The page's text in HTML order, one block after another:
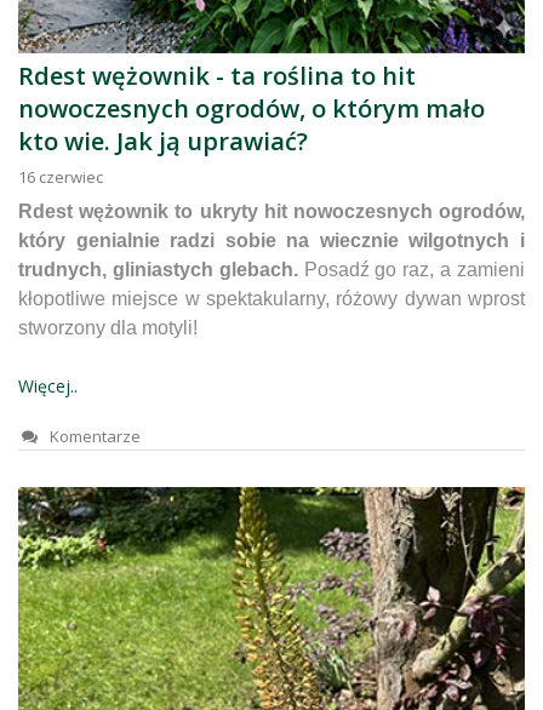
Rdest wężownik - ta roślina to hit
nowoczesnych ogrodów, o którym mało
kto wie. Jak ją uprawiać?
16 czerwiec
Rdest wężownik to ukryty hit nowoczesnych ogrodów,
który genialnie radzi sobie na wiecznie wilgotnych i
trudnych, gliniastych glebach.Posadź go raz, a zamieni
kłopotliwe miejsce w spektakularny, różowy dywan wprost
stworzony dla motyli!
Więcej..
Komentarze